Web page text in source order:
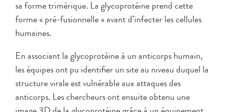
sa forme trimérique. La glycoprotéine prend cette
forme « pré-fusionnelle » avant d’infecter les cellules
humaines.
En associant la glycoprotéine à un anticorps humain,
les équipes ont pu identifier un site au niveau duquel la
structure virale est vulnérable aux attaques des
anticorps. Les chercheurs ont ensuite obtenu une